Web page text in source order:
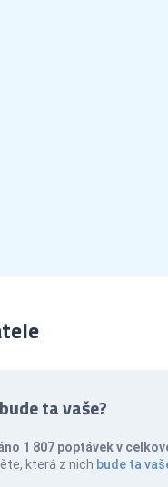
ta vaše?
1 807 poptávek v
která z nich bude ta